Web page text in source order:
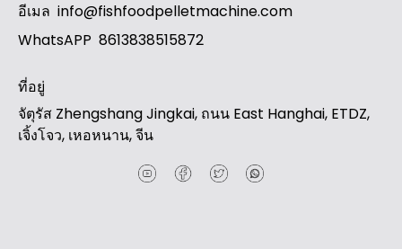
อีเมล info@fishfoodpelletmachine.com
WhatsAPP 8613838515872
ที่อยู่
จัตุรัส Zhengshang Jingkai, ถนน East Hanghai, ETDZ,
เจิ้งโจว, เหอหนาน, จีน